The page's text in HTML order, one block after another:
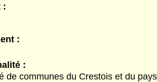
:
:
:
de communes du Crestois et du pays